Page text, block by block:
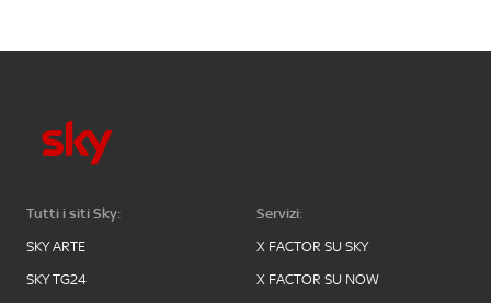
Tutti i siti Sky:
SKY ARTE
SKY TG24
Servizi:
X FACTOR SU SKY
X FACTOR SU NOW